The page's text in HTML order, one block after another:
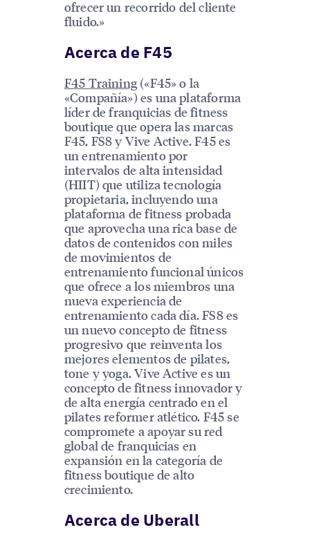
ofrecer un recorrido del cliente
fluido.»
Acerca de F45
F45 Training («F45» o la
«Compañía») es una plataforma
líder de franquicias de fitness
boutique que opera las marcas
F45, FS8 y Vive Active. F45 es
un entrenamiento por
intervalos de alta intensidad
(HIIT) que utiliza tecnología
propietaria, incluyendo una
plataforma de fitness probada
que aprovecha una rica base de
datos de contenidos con miles
de movimientos de
entrenamiento funcional únicos
que ofrece a los miembros una
nueva experiencia de
entrenamiento cada día. FS8 es
un nuevo concepto de fitness
progresivo que reinventa los
mejores elementos de pilates,
tone y yoga. Vive Active es un
concepto de fitness innovador y
de alta energía centrado en el
pilates reformer atlético. F45 se
compromete a apoyar su red
global de franquicias en
expansión en la categoría de
fitness boutique de alto
crecimiento.
Acerca de Uberall